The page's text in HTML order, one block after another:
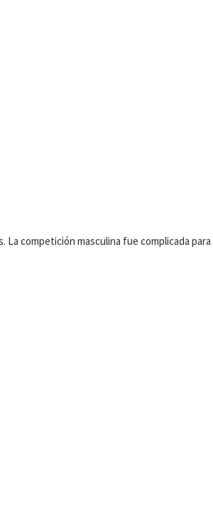
La competición masculina fue complicada para